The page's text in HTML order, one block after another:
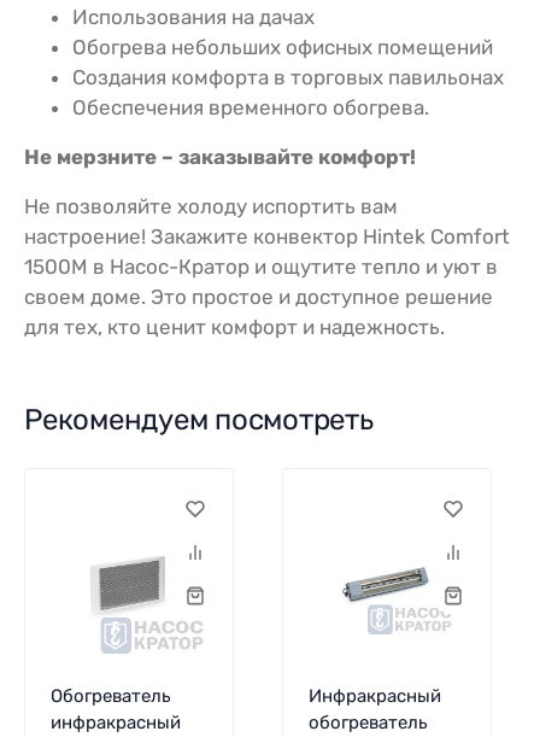
Использования на дачах
Обогрева небольших офисных помещений
Создания комфорта в торговых павильонах
Обеспечения временного обогрева.
Не мерзните – заказывайте комфорт!
Не позволяйте холоду испортить вам
настроение! Закажите конвектор Hintek Comfort
1500M в Насос-Кратор и ощутите тепло и уют в
своем доме. Это простое и доступное решение
для тех, кто ценит комфорт и надежность.
Рекомендуем посмотреть
Обогреватель
инфракрасный
Инфракрасный
обогреватель